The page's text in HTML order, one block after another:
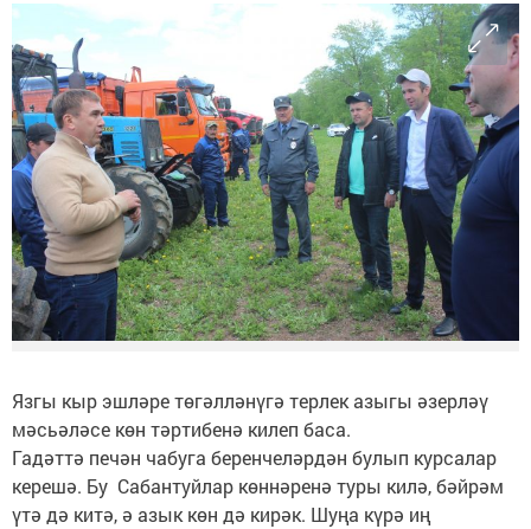
Язгы кыр эшләре төгәлләнүгә терлек азыгы әзерләү
мәсьәләсе көн тәртибенә килеп баса.
Гадәттә печән чабуга беренчеләрдән булып курсалар
керешә. Бу Сабантуйлар көннәренә туры килә, бәйрәм
үтә дә китә, ә азык көн дә кирәк. Шуңа күрә иң